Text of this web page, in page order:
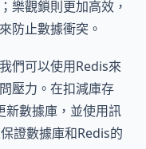
樂觀鎖則更加高效，
防止數據衝突。
們可以使用Redis來
壓力。在扣減庫存
新數據庫，並使用訊
證數據庫和Redis的